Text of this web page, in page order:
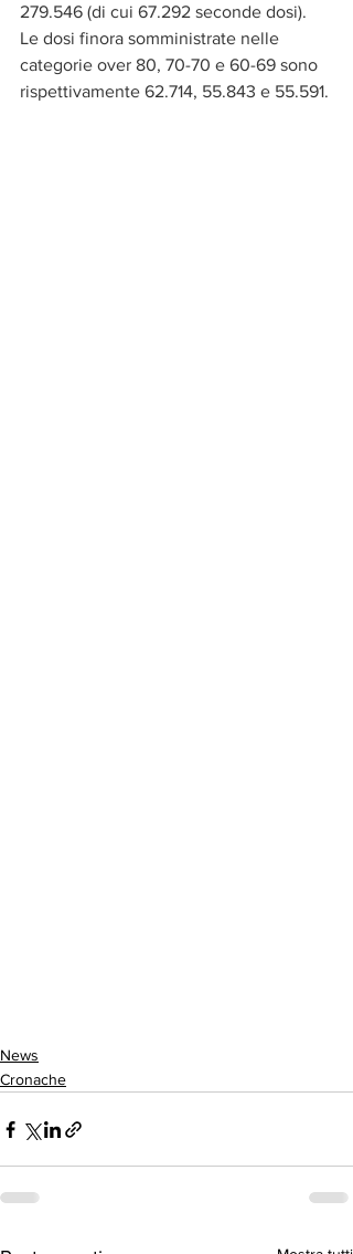
279.546 (di cui 67.292 seconde dosi).
Le dosi finora somministrate nelle
categorie over 80, 70-70 e 60-69 sono
rispettivamente 62.714, 55.843 e 55.591.
News
Cronache